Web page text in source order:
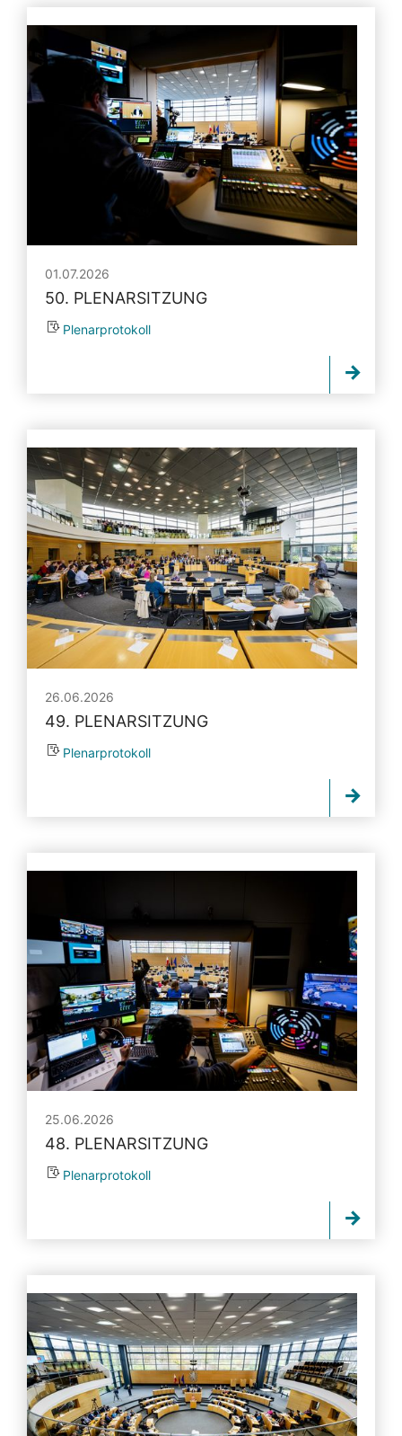
01.07.2026
50. PLENARSITZUNG
Plenarprotokoll
26.06.2026
49. PLENARSITZUNG
Plenarprotokoll
25.06.2026
48. PLENARSITZUNG
Plenarprotokoll